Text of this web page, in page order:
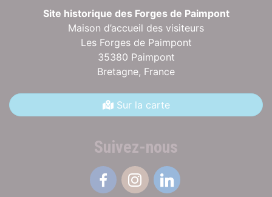
Site historique des Forges de Paimpont
Maison d’accueil des visiteurs
Les Forges de Paimpont
35380 Paimpont
Bretagne, France
Sur la carte
Suivez-nous